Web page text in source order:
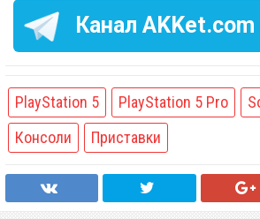
Канал AKKet.com
PlayStation 5 PlayStation 5 Pro
Консоли
Приставки